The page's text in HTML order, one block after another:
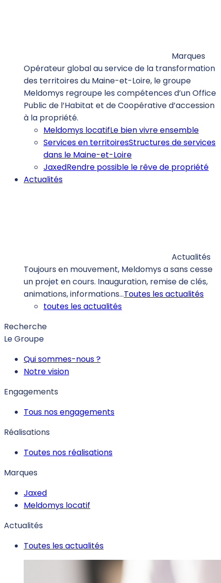
Marques
Opérateur global au service de la transformation
des territoires du Maine-et-Loire, le groupe
Meldomys regroupe les compétences d’un Office
Public de l’Habitat et de Coopérative d’accession
à la propriété.
Meldomys locatifLe bien vivre ensemble
Services en territoiresStructures de services
dans le Maine-et-Loire
JaxedRendre possible le rêve de propriété
Actualités
Actualités
Toujours en mouvement, Meldomys a sans cesse
un projet en cours. Inauguration, remise de clés,
animations, informations…Toutes les actualités
toutes les actualités
Recherche
Le Groupe
Qui sommes-nous ?
Notre vision
Engagements
Tous nos engagements
Réalisations
Toutes nos réalisations
Marques
Jaxed
Meldomys locatif
Actualités
Toutes les actualités